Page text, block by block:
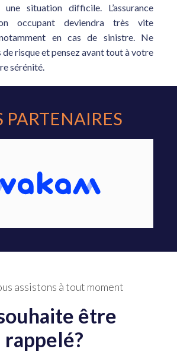
situation difficile. L’assurance
occupant deviendra très vite
en cas de sinistre. Ne
de risque et pensez avant tout à votre
sérénité.
PARTENAIRES
assistons à tout moment
être
rappelé?